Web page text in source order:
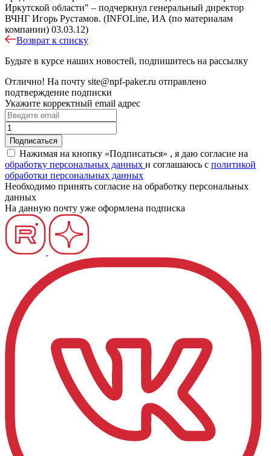
Иркутской области" – подчеркнул генеральный директор
ВЧНГ Игорь Рустамов. (INFOLine, ИА (по материалам
компании) 03.03.12)
Возврат к списку
Будьте в курсе наших новостей, подпишитесь на рассылку
Отлично! На почту site@npf-paker.ru отправлено
подтверждение подписки
Укажите корректный email адрес
Нажимая на кнопку «Подписаться» , я даю согласие на
обработку персональных данных и соглашаюсь c политикой
обработки персональных данных
Необходимо принять согласие на обработку персональных
данных
На данную почту уже оформлена подписка